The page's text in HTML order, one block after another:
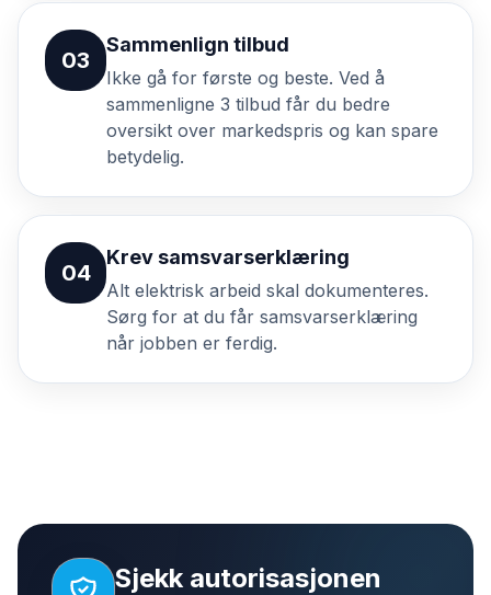
03
Sammenlign tilbud
Ikke gå for første og beste. Ved å
sammenligne 3 tilbud får du bedre
oversikt over markedspris og kan spare
betydelig.
04
Krev samsvarserklæring
Alt elektrisk arbeid skal dokumenteres.
Sørg for at du får samsvarserklæring
når jobben er ferdig.
Sjekk autorisasjonen